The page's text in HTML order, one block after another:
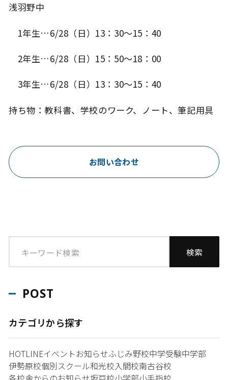
浅羽野中
1年生…6/28（日）13：30～15：40
2年生…6/28（日）15：50～18：00
3年生…6/28（日）13：30～15：40
持ち物：教科書、学校のワーク、ノート、筆記用具
お問い合わせ
POST
カテゴリから探す
HOTLINEイベントお知らせふじみ野校中学受験中学部
伊勢原校個別スクール和光校入間校南古谷校